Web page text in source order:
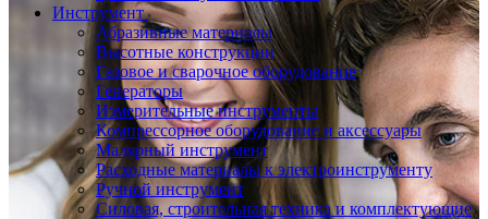
Инструмент
Абразивные материалы
Высотные конструкции
Газовое и сварочное оборудование
Генераторы
Измерительные инструменты
Компрессорное оборудование и аксессуары
Малярный инструмент
Расходные материалы к электроинструменту
Ручной инструмент
Силовая, строительная техника и комплектующие